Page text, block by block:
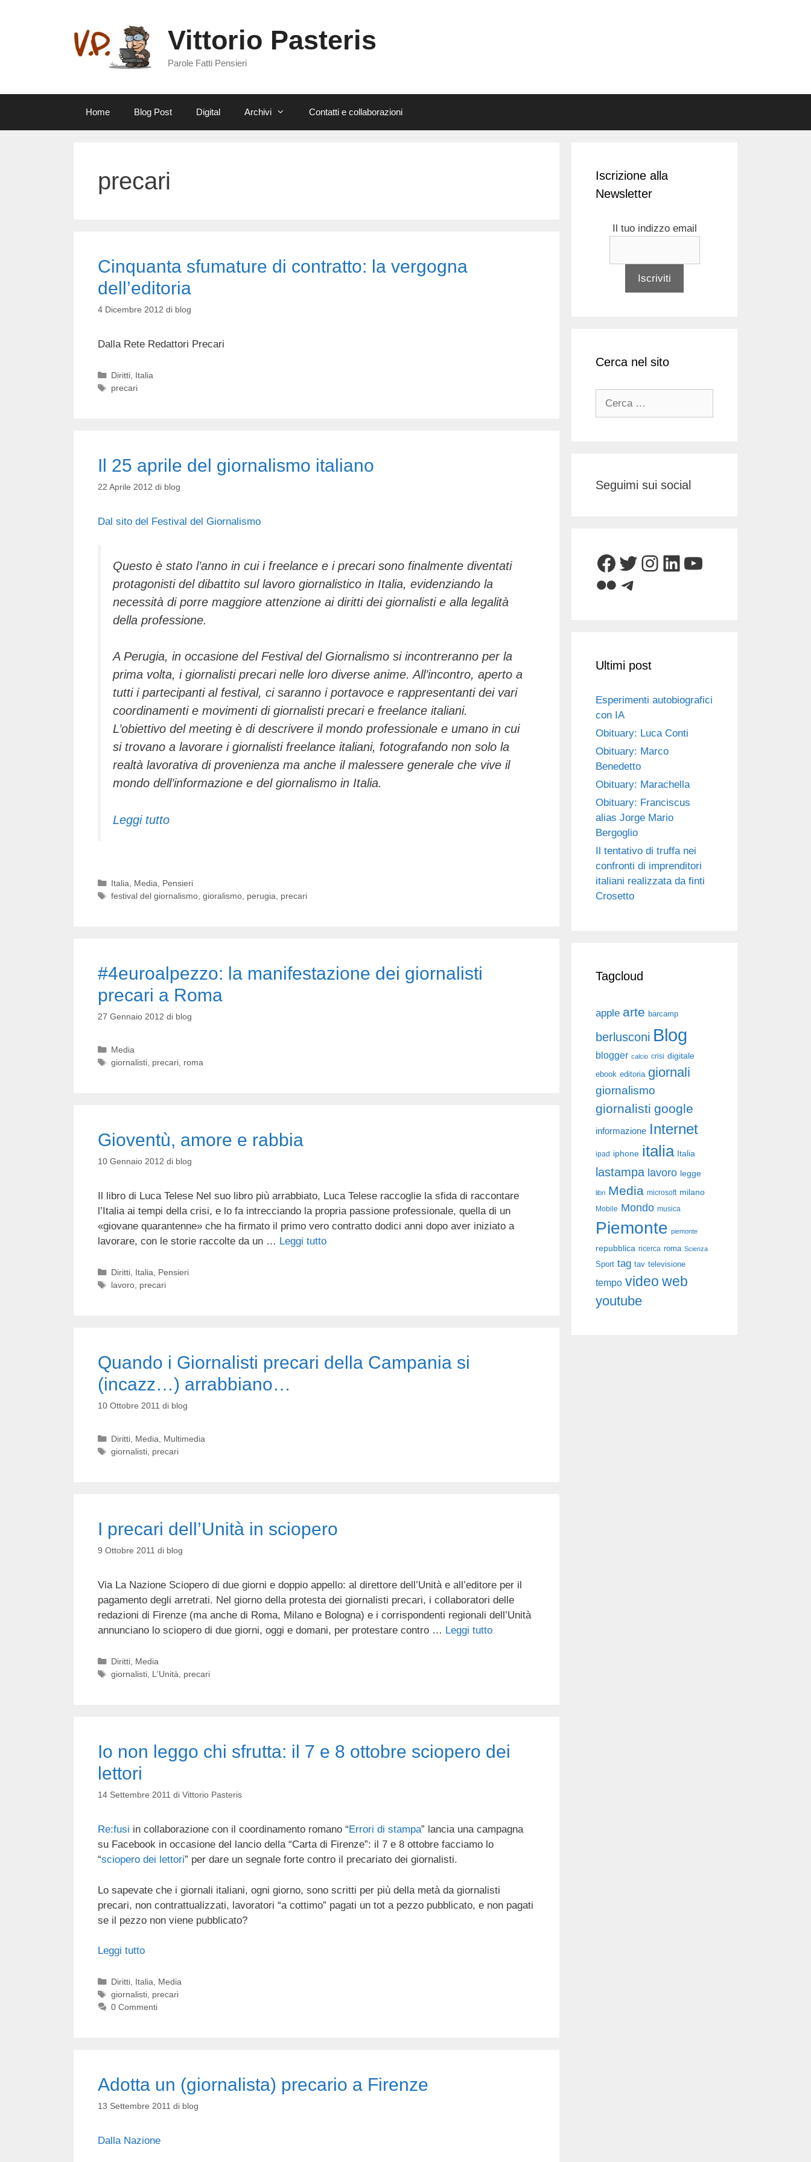
Vittorio Pasteris
Parole Fatti Pensieri
Home Blog Post Digital Archivi Contatti e collaborazioni
precari
Cinquanta sfumature di contratto: la vergogna
dell’editoria
4 Dicembre 2012 di blog
Dalla Rete Redattori Precari
Categorie
Diritti, Italia
Tag
precari
Il 25 aprile del giornalismo italiano
22 Aprile 2012 di blog
Dal sito del Festival del Giornalismo
Questo è stato l’anno in cui i freelance e i precari sono finalmente diventati
protagonisti del dibattito sul lavoro giornalistico in Italia, evidenziando la
necessità di porre maggiore attenzione ai diritti dei giornalisti e alla legalità
della professione.
A Perugia, in occasione del Festival del Giornalismo si incontreranno per la
prima volta, i giornalisti precari nelle loro diverse anime. All’incontro, aperto a
tutti i partecipanti al festival, ci saranno i portavoce e rappresentanti dei vari
coordinamenti e movimenti di giornalisti precari e freelance italiani.
L’obiettivo del meeting è di descrivere il mondo professionale e umano in cui
si trovano a lavorare i giornalisti freelance italiani, fotografando non solo la
realtà lavorativa di provenienza ma anche il malessere generale che vive il
mondo dell’informazione e del giornalismo in Italia.
Leggi tutto
Categorie
Italia Media
Pensieri
Tag
festival del giornalismo, gioralismo, perugia precari
#4euroalpezzo: la manifestazione dei giornalisti
precari a Roma
27 Gennaio 2012 di blog
Categorie
Media
Tag
giornalisti, precari, roma
Gioventù, amore e rabbia
10 Gennaio 2012 di blog
Il libro di Luca Telese Nel suo libro più arrabbiato, Luca Telese raccoglie la sfida di raccontare
l’Italia ai tempi della crisi, e lo fa intrecciando la propria passione professionale, quella di un
«giovane quarantenne» che ha firmato il primo vero contratto dodici anni dopo aver iniziato a
lavorare, con le storie raccolte da un … Leggi tutto
Categorie
Diritti, Italia
Pensieri
Tag
lavoro, precari
Quando i Giornalisti precari della Campania si
(incazz…) arrabbiano…
10 Ottobre 2011 di blog
Categorie
Diritti, Media
Multimedia
Tag
giornalisti, precari
I precari dell’Unità in sciopero
9 Ottobre 2011 di blog
Via La Nazione Sciopero di due giorni e doppio appello: al direttore dell’Unità e all’editore per il
pagamento degli arretrati. Nel giorno della protesta dei giornalisti precari, i collaboratori delle
redazioni di Firenze (ma anche di Roma, Milano e Bologna) e i corrispondenti regionali dell’Unità
annunciano lo sciopero di due giorni, oggi e domani, per protestare contro … Leggi tutto
Categorie
Diritti, Media
Tag
giornalisti, L'Unità precari
Io non leggo chi sfrutta: il 7 e 8 ottobre sciopero dei
lettori
14 Settembre 2011 di Vittorio Pasteris
Re:fusi in collaborazione con il coordinamento romano “ Errori di stampa” lancia una campagna
su Facebook in occasione del lancio della “Carta di Firenze”: il 7 e 8 ottobre facciamo lo
“sciopero dei lettori” per dare un segnale forte contro il precariato dei giornalisti.
Lo sapevate che i giornali italiani, ogni giorno, sono scritti per più della metà da giornalisti
precari, non contrattualizzati, lavoratori “a cottimo” pagati un tot a pezzo pubblicato, e non pagati
se il pezzo non viene pubblicato?
Leggi tutto
Categorie
Diritti, Italia, Media
Tag
giornalisti, precari
0 Commenti
Adotta un (giornalista) precario a Firenze
13 Settembre 2011 di blog
Dalla Nazione
Iscrizione alla
Newsletter
Il tuo indizzo email
Cerca nel sito
Seguimi sui social
Facebook
Twitter
Instagram
LinkedIn
YouTube
FlickrTelegram
Ultimi post
Esperimenti autobiografici
con IA
Obituary: Luca Conti
Obituary: Marco
Benedetto
Obituary: Marachella
Obituary: Franciscus
alias Jorge Mario
Bergoglio
Il tentativo di truffa nei
confronti di imprenditori
italiani realizzata da finti
Crosetto
Tagcloud
apple arte barcamp
berlusconi Blog
blogger calcio crisi digitale
ebook editoria giornali
giornalismo
giornalisti google
informazione Internet
ipad iphone italia Italia
lastampa lavoro legge
libri Media microsoft milano
Mobile Mondo musica
Piemonte piemonte
repubblica ricerca roma Scienza
Sport tag tav televisione
tempo video web
youtube